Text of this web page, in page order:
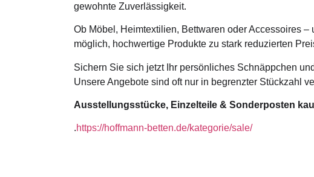
gewohnte Zuverlässigkeit.
Ob Möbel, Heimtextilien, Bettwaren oder Accessoires –
möglich, hochwertige Produkte zu stark reduzierten
Sichern Sie sich jetzt Ihr persönliches Schnäppchen
Unsere Angebote sind oft nur in begrenzter Stückzahl
Ausstellungsstücke, Einzelteile & Sonderposten
.https://hoffmann-betten.de/kategorie/sale/